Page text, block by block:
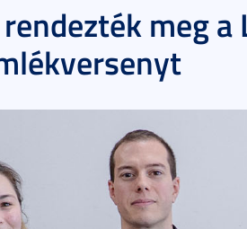
meg a